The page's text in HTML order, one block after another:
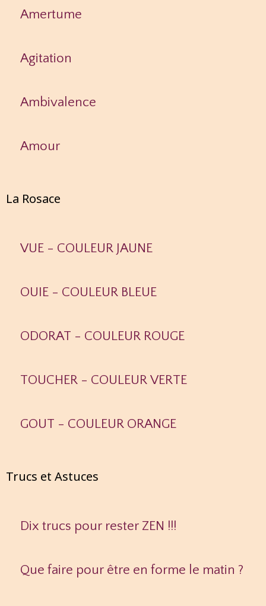
Amertume
Agitation
Ambivalence
Amour
La Rosace
VUE - COULEUR JAUNE
OUIE - COULEUR BLEUE
ODORAT - COULEUR ROUGE
TOUCHER - COULEUR VERTE
GOUT - COULEUR ORANGE
Trucs et Astuces
Dix trucs pour rester ZEN !!!
Que faire pour être en forme le matin ?